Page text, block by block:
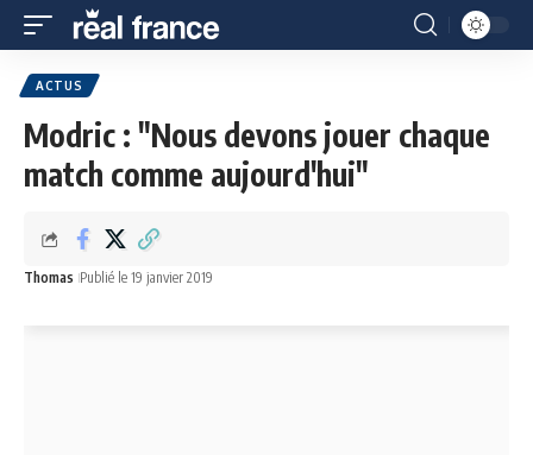
ACTUS
Modric : "Nous devons jouer chaque
match comme aujourd'hui"
Thomas Publié le 19 janvier 2019